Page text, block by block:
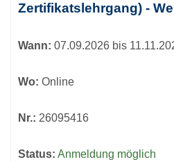
Zertifikatslehrgang) -
Wann: 07.09.2026 bis
Wo: Online
Nr.: 26095416
Status: Anmeldung möglich